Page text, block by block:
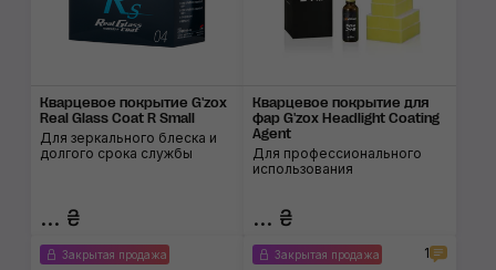
Кварцевое покрытие G'zox
Real Glass Coat R Small
Для зеркального блеска и
долгого срока службы
... ₴
Кварцевое покрытие для
фар G'zox Headlight Coating
Agent
Для профессионального
использования
... ₴
Закрытая продажа Закрытая продажа 1